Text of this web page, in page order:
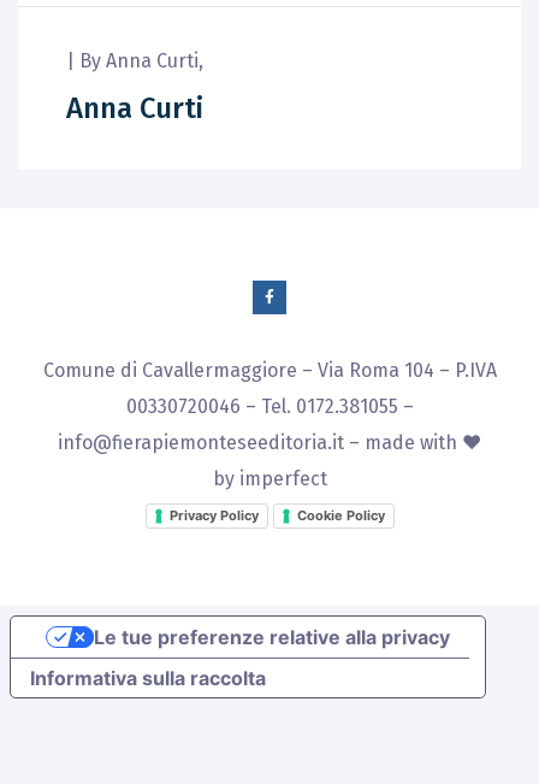
By Anna Curti,
Anna Curti
Comune di Cavallermaggiore – Via Roma 104 – P.IVA
00330720046 – Tel. 0172.381055 –
info@fierapiemonteseeditoria.it – made with ♥
by imperfect
Privacy Policy Cookie Policy
Informativa sulla raccolta
Le tue preferenze relative alla privacy